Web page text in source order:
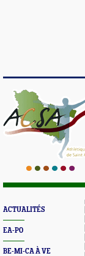
ACTUALITÉS
EA-PO
BE-MI-CA À VE